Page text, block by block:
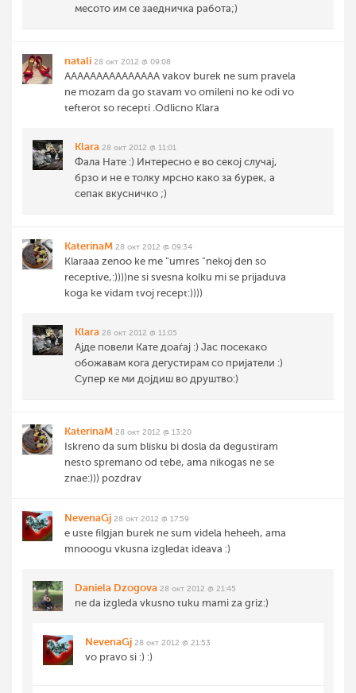
месото им се заедничка работа;)
natali 28 окт 2012 @ 09:08
AAAAAAAAAAAAAAA vakov burek ne sum pravela
ne mozam da go stavam vo omileni no ke odi vo
tefterot so recepti .Odlicno Klara
Klara 28 окт 2012 @ 11:01
Фала Нате :) Интересно е во секој случај,
брзо и не е толку мрсно како за бурек, а
сепак вкусничко ;)
KaterinaM 28 окт 2012 @ 09:34
Klaraaa zenoo ke me "umres "nekoj den so
receptive,:))))ne si svesna kolku mi se prijaduva
koga ke vidam tvoj recept:))))
Klara 28 окт 2012 @ 11:05
Ајде повели Кате доаѓај :) Јас посекако
обожавам кога дегустирам со пријатели :)
Супер ке ми дојдиш во друштво:)
KaterinaM 28 окт 2012 @ 13:20
Iskreno da sum blisku bi dosla da degustiram
nesto spremano od tebe, ama nikogas ne se
znae:))) pozdrav
NevenaGj 28 окт 2012 @ 17:59
e uste filgjan burek ne sum videla heheeh, ama
mnooogu vkusna izgledat ideava :)
Daniela Dzogova 28 окт 2012 @ 21:45
ne da izgleda vkusno tuku mami za griz:)
NevenaGj 28 окт 2012 @ 21:53
vo pravo si :) :)